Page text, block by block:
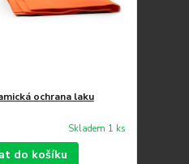
ochrana laku
Skladem 1 ks
do košíku